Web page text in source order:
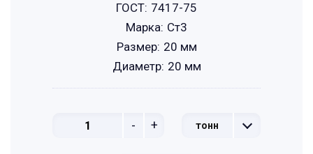
- + тонн
ГОСТ: 7417-75
Марка: Ст3
Размер: 20 мм
Диаметр: 20 мм